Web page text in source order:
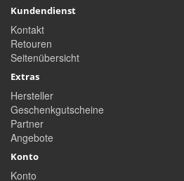
Kundendienst
Kontakt
Retouren
Seitenübersicht
Extras
Hersteller
Geschenkgutscheine
Partner
Angebote
Konto
Konto